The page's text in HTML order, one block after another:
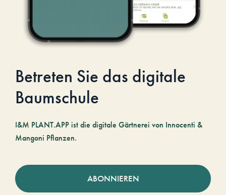
Betreten Sie das digitale
Baumschule
I&M PLANT.APP ist die digitale Gärtnerei von Innocenti &
Mangoni Pflanzen.
ABONNIEREN